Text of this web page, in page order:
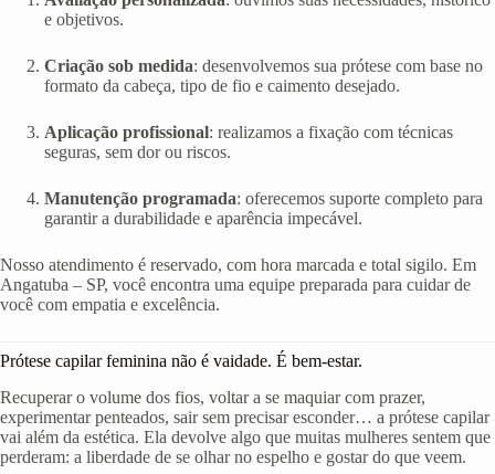
e objetivos.
Criação sob medida: desenvolvemos sua prótese com base no
formato da cabeça, tipo de fio e caimento desejado.
Aplicação profissional: realizamos a fixação com técnicas
seguras, sem dor ou riscos.
Manutenção programada: oferecemos suporte completo para
garantir a durabilidade e aparência impecável.
Nosso atendimento é reservado, com hora marcada e total sigilo. Em
Angatuba – SP, você encontra uma equipe preparada para cuidar de
você com empatia e excelência.
Prótese capilar feminina não é vaidade. É bem-estar.
Recuperar o volume dos fios, voltar a se maquiar com prazer,
experimentar penteados, sair sem precisar esconder… a prótese capilar
vai além da estética. Ela devolve algo que muitas mulheres sentem que
perderam: a liberdade de se olhar no espelho e gostar do que veem.